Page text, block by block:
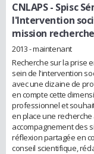
CNLAPS - Spisc
l'Intervention
mission
2013 - maintenant
Recherche sur la prise
sein de l'intervention
avec une dizaine de
en compte cette
professionnel et
en place une
accompagnement des
réflexion partagée en
conseil scientifique,